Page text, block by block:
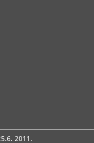
2011.